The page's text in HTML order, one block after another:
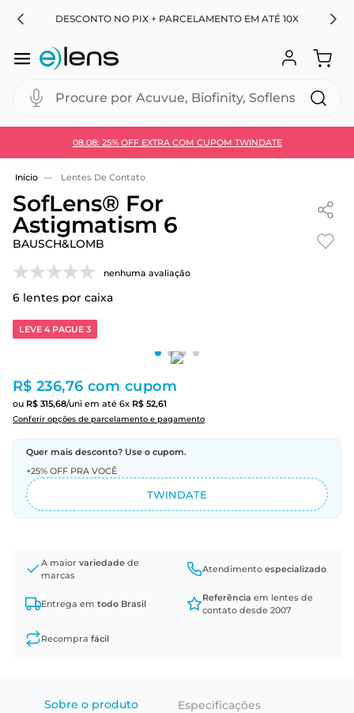
DESCONTO NO PIX + PARCELAMENTO EM ATÉ 10X
Procure por Acuvue, Biofinity, Soflens...
08.08: 25% OFF EXTRA COM CUPOM TWINDATE
Use 30HOJE e ganhe 30% OFF + economia extra no
Lentes De Contato
SofLens® For
Astigmatism 6
BAUSCH&LOMB
nenhuma avaliação
6 lentes por caixa
LEVE 4 PAGUE 3
R$ 236,76 com cupom
ou R$ 315,68/uni em até 6x R$ 52,61
Conferir opções de parcelamento e pagamento
Quer mais desconto? Use o cupom.
+25% OFF PRA VOCÊ
TWINDATE
A maior variedade de
marcas
Atendimento especializado
Entrega em todo Brasil
Referência em lentes de
contato desde 2007
Recompra fácil
Sobre o produto Especificações